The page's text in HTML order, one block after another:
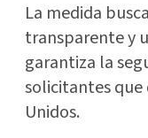
La medida
transparente y
garantiza la
solicitantes que
Unidos.